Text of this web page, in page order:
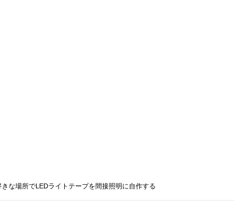
きな場所でLEDライトテープを間接照明に自作する